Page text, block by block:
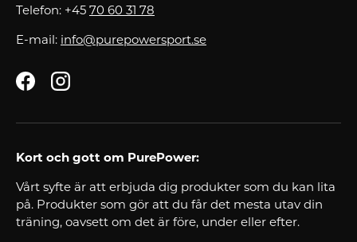
Telefon: +45 70 60 31 78
E-mail: info@purepowersport.se
FacebookInstagram
Kort och gott om PurePower:
Vårt syfte är att erbjuda dig produkter som du kan lita
på. Produkter som gör att du får det mesta utav din
träning, oavsett om det är före, under eller efter.